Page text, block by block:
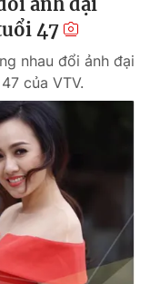
47
nhau đổi ảnh đại
của VTV.